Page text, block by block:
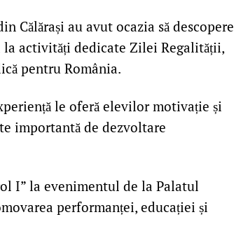
Călărași au avut ocazia să descopere
activități dedicate Zilei Regalității,
pentru România.
le oferă elevilor motivație și
importantă de dezvoltare
I” la evenimentul de la Palatul
performanței, educației și